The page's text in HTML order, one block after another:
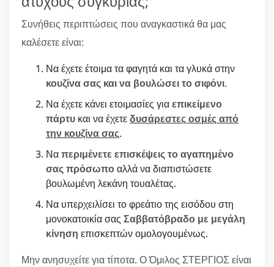
Συνήθεις περιπτώσεις που αναγκαστικά θα μας
καλέσετε είναι:
Να έχετε έτοιμα τα φαγητά και τα γλυκά στην
κουζίνα σας και να βουλώσει το σιφόνι.
Να έχετε κάνει ετοιμασίες γιαεπικείμενο
πάρτυ και να έχετεδυσάρεστες οσμές από
την κουζίνα σας.
Ναπεριμένετε επισκέψεις το αγαπημένο
σας πρόσωποαλλά να διαπιστώσετε
βουλωμένη λεκάνη τουαλέτας.
Να υπερχειλίσει το φρεάτιο της εισόδου στη
μονοκατοικία σας Σαββατόβραδο με μεγάλη
κίνηση επισκεπτών ομολογουμένως.
Μην ανησυχείτε για τίποτα. Ο Όμιλος ΣΤΕΡΓΙΟΣ είναι